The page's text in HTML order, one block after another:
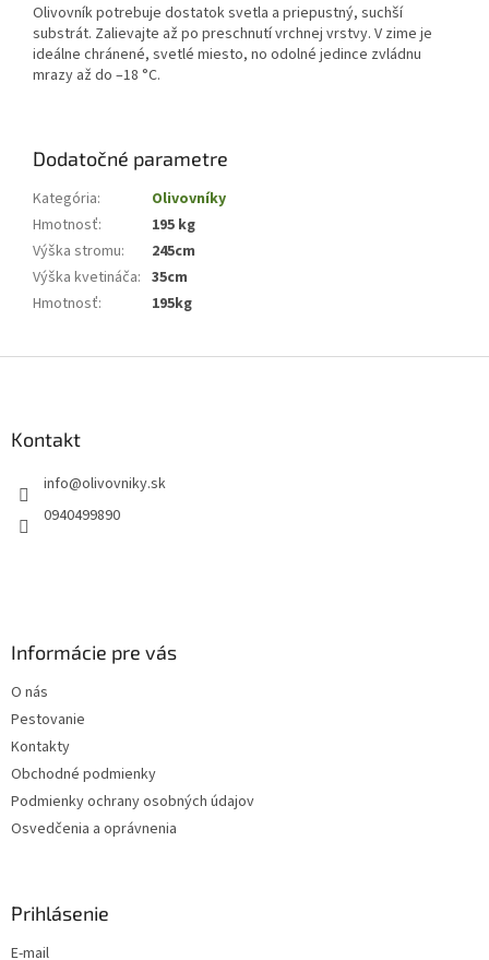
Olivovník potrebuje dostatok svetla a priepustný, suchší
substrát. Zalievajte až po preschnutí vrchnej vrstvy. V zime je
ideálne chránené, svetlé miesto, no odolné jedince zvládnu
mrazy až do –18 °C.
Dodatočné parametre
Kategória:
Olivovníky
Hmotnosť:
195 kg
Výška stromu:
245cm
Výška kvetináča: 35cm
Hmotnosť: 195kg
Kontakt
info@olivovniky.sk
0940499890
Informácie pre vás
O nás
Pestovanie
Kontakty
Obchodné podmienky
Podmienky ochrany osobných údajov
Osvedčenia a oprávnenia
Prihlásenie
E-mail